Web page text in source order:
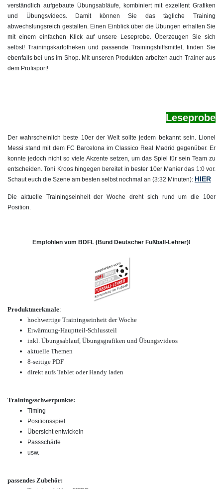
verständlich aufgebaute Übungsabläufe, kombiniert mit exzellent Grafiken
und Übungsvideos. Damit können Sie das tägliche Training
abwechslungsreich gestalten. Einen Einblick über die Übungen erhalten Sie
mit einem einfachen Klick auf unsere Leseprobe. Überzeugen Sie sich
selbst! Trainingskartotheken und passende Trainingshilfsmittel, finden Sie
ebenfalls bei uns im Shop. Mit unseren Produkten arbeiten auch Trainer aus
dem Profisport!
Leseprobe
Der wahrscheinlich beste 10er der Welt sollte jedem bekannt sein. Lionel
Messi stand mit dem FC Barcelona im Classico Real Madrid gegenüber. Er
konnte jedoch nicht so viele Akzente setzen, um das Spiel für sein Team zu
entscheiden. Toni Kroos hingegen bereitet in bester 10er Manier das 1:0 vor.
Schaut euch die Szene am besten selbst nochmal an (3:32 Minuten): HIER
Die aktuelle Trainingseinheit der Woche dreht sich rund um die 10er
Position.
Empfohlen vom BDFL (Bund Deutscher Fußball-Lehrer)!
Produktmerkmale:
hochwertige Trainingseinheit der Woche
Erwärmung-Hauptteil-Schlussteil
inkl. Übungsablauf, Übungsgrafiken und Übungsvideos
aktuelle Themen
8-seitige PDF
direkt aufs Tablet oder Handy laden
Trainingsschwerpunkte:
Timing
Positionsspiel
Übersicht entwickeln
Passschärfe
usw.
passendes Zubehör: